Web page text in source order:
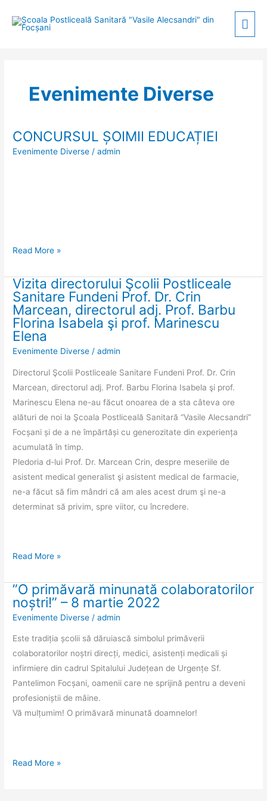
Evenimente Diverse
CONCURSUL ȘOIMII EDUCAȚIEI
Evenimente Diverse /admin
CONCURSUL
ȘOIMII
Read More »
Vizita directorului Şcolii Postliceale
Sanitare Fundeni Prof. Dr. Crin
Marcean, directorul adj. Prof. Barbu
Florina Isabela şi prof. Marinescu
Elena
Evenimente Diverse /admin
Directorul Şcolii Postliceale Sanitare Fundeni Prof. Dr. Crin
Marcean, directorul adj. Prof. Barbu Florina Isabela şi prof.
Marinescu Elena ne-au făcut onoarea de a sta câteva ore
alături de noi la Şcoala Postliceală Sanitară “Vasile Alecsandri”
Focșani și de a ne împărtăși cu generozitate din experiența
acumulată în timp.
Pledoria d-lui Prof. Dr. Marcean Crin, despre meseriile de
asistent medical generalist şi asistent medical de farmacie,
ne-a făcut să fim mândri că am ales acest drum şi ne-a
determinat să privim, spre viitor, cu încredere.
Vizita
directorului
Şcolii
Postliceale
Sanitare
Prof.
Dr.
Crin
Marcean,
directorul
adj.
Prof.
Barbu
Florina
Isabela
Marinescu
Read More »
”O primăvară minunată colaboratorilor
noștri!” – 8 martie 2022
Evenimente Diverse /admin
Este tradiția școlii să dăruiască simbolul primăverii
colaboratorilor noștri direcți, medici, asistenți medicali și
infirmiere din cadrul Spitalului Județean de Urgențe Sf.
Pantelimon Focșani, oamenii care ne sprijină pentru a deveni
profesioniștii de mâine.
Vă mulțumim! O primăvară minunată doamnelor!
”O
primăvară
minunată
colaboratorilor
noștri!”
–
8
martie
2022
Read More »